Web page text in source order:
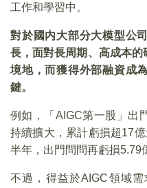
工作和學習中。
對於國内大部分大模型公
長，面對長周期、高成本
境地，而獲得外部融資成
鍵。
例如，「AIGC第一股」出
持續擴大，累計虧損超17
半年，出門問問再虧損5.79
不過，得益於AIGC領域